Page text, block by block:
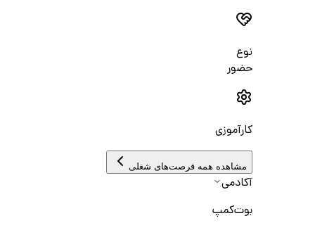
نوع
حضور
کارآموزی
مشاهده همه فرصت‌های شغلی
آکادمی
بوت‌کمپ